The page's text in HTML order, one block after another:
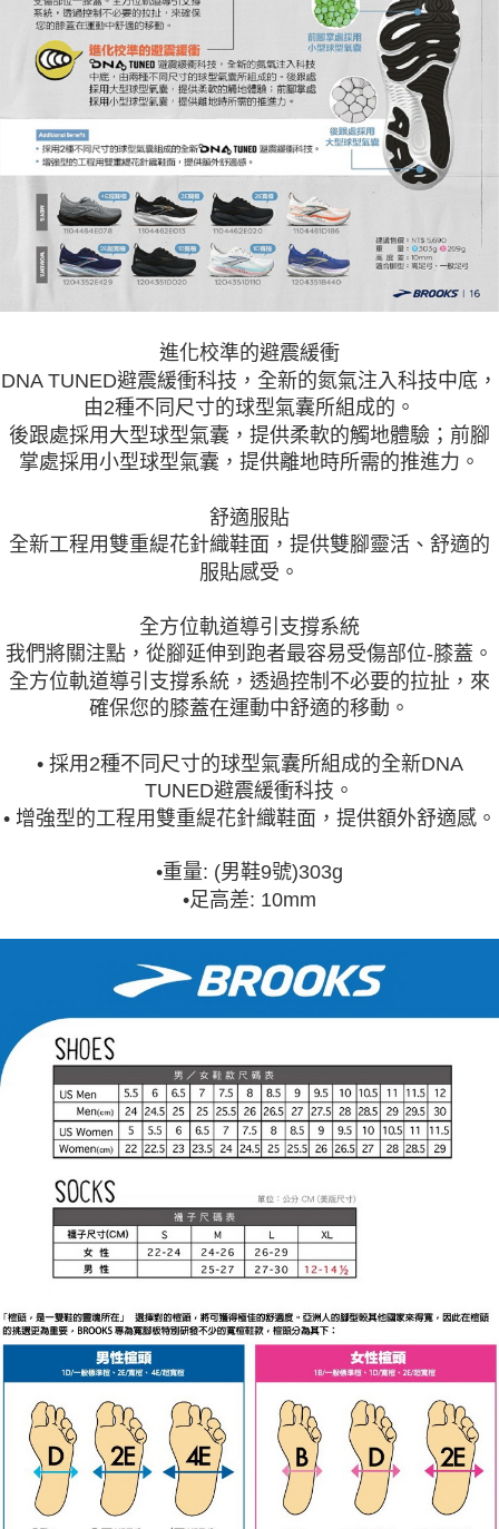
進化校準的避震緩衝
DNA TUNED避震緩衝科技，全新的氮氣注入科技中底，
由2種不同尺寸的球型氣囊所組成的。
後跟處採用大型球型氣囊，提供柔軟的觸地體驗；前腳
掌處採用小型球型氣囊，提供離地時所需的推進力。
舒適服貼
全新工程用雙重緹花針織鞋面，提供雙腳靈活、舒適的
服貼感受。
全方位軌道導引支撐系統
我們將關注點，從腳延伸到跑者最容易受傷部位-膝蓋。
全方位軌道導引支撐系統，透過控制不必要的拉扯，來
確保您的膝蓋在運動中舒適的移動。
• 採用2種不同尺寸的球型氣囊所組成的全新DNA
TUNED避震緩衝科技。
• 增強型的工程用雙重緹花針織鞋面，提供額外舒適感。
•重量: (男鞋9號)303g
•足高差: 10mm